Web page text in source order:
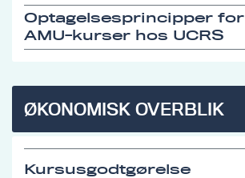
Optagelsesprincipper for
AMU-kurser hos UCRS
ØKONOMISK OVERBLIK
Kursusgodtgørelse